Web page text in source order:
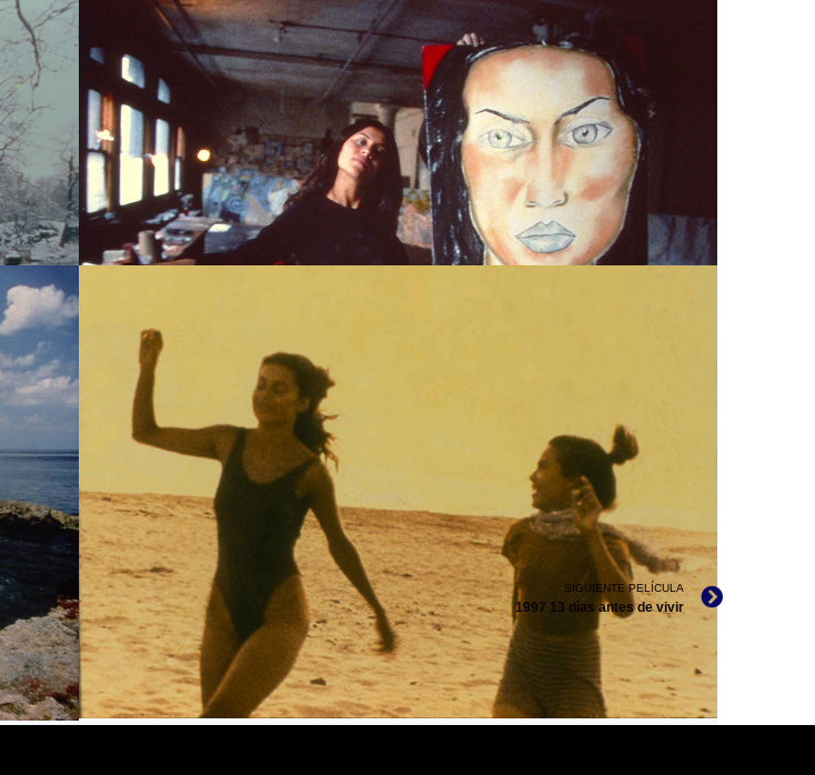
¿QUIÉN DIABLOS ES JULIETTE? / DOCUMENTAL, ARCHIVO DDCM
¿QUIÉN DIABLOS ES JULIETTE? / DOCUMENTAL, ARCHIVO DDCM
SIGUIENTE PELÍCULA
1997 13 días antes de vivir